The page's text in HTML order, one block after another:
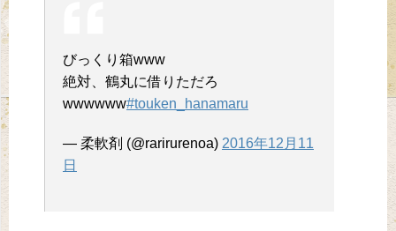
びっくり箱www
絶対、鶴丸に借りただろ
wwwwww#touken_hanamaru
— 柔軟剤 (@rarirurenoa) 2016年12月11
日